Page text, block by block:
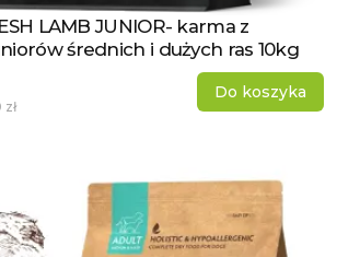
LAMB JUNIOR- karma z
średnich i dużych ras 10kg
Do koszyka